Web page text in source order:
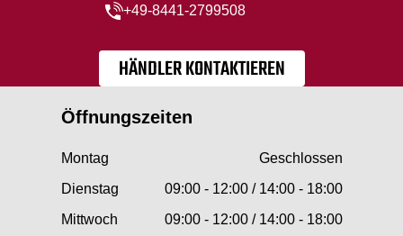
+49-8441-2799508
HÄNDLER KONTAKTIEREN
Öffnungszeiten
Montag
Geschlossen
Dienstag
09:00 - 12:00 / 14:00 - 18:00
Mittwoch
09:00 - 12:00 / 14:00 - 18:00